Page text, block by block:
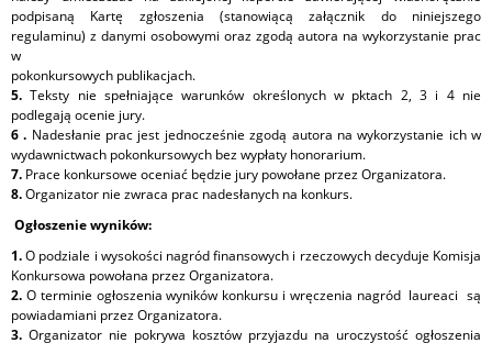
podpisaną Kartę zgłoszenia (stanowiącą załącznik do niniejszego
regulaminu) z danymi osobowymi oraz zgodą autora na wykorzystanie prac
w
pokonkursowych publikacjach.
5. Teksty nie spełniające warunków określonych w pktach 2, 3 i 4 nie
podlegają ocenie jury.
6 . Nadesłanie prac jest jednocześnie zgodą autora na wykorzystanie ich w
wydawnictwach pokonkursowych bez wypłaty honorarium.
7. Prace konkursowe oceniać będzie jury powołane przez Organizatora.
8.Organizator nie zwraca prac nadesłanych na konkurs.
Ogłoszenie wyników:
1.O podziale i wysokości nagród finansowych i rzeczowych decyduje Komisja
Konkursowa powołana przez Organizatora.
2. O terminie ogłoszenia wyników konkursu i wręczenia nagród laureaci są
powiadamiani przez Organizatora.
3. Organizator nie pokrywa kosztów przyjazdu na uroczystość ogłoszenia